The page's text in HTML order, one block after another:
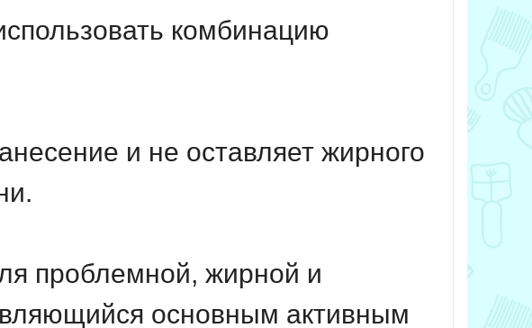
комбинацию
и не оставляет жирного
проблемной, жирной и
основным активным